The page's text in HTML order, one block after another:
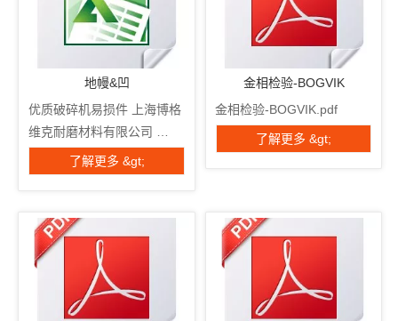
乙 1000 毫米计算尺 C 1500
毫米计算尺 D 200 毫米深度
计 和 放大镜量角器 F
TH140数显表 G 体重计0-
300kg H 重量： 体重计0-
300kg 硬度 TH140数显表
次要维度： 一世 Ĵ 其他尺
地幔&凹
优质破碎机易损件 上海博格
维克耐磨材料有限公司
www.bogvik.com 零件编
号： 名称： 吹杆 序列号：
铸件数量 测量工具 合同号。
指数 标准尺寸 实际尺寸 主
要尺寸 一种 300 毫米计算尺
乙 1000 毫米计算尺 C 1500
毫米计算尺 D 200 毫米深度
了解更多 &gt;
金相检验-BOGVIK
金相检验-BOGVIK.pdf
了解更多 &gt;